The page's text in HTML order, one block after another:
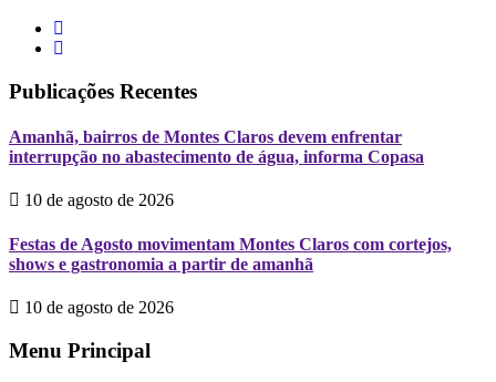
Publicações Recentes
Amanhã, bairros de Montes Claros devem enfrentar
interrupção no abastecimento de água, informa Copasa
10 de agosto de 2026
Festas de Agosto movimentam Montes Claros com cortejos,
shows e gastronomia a partir de amanhã
10 de agosto de 2026
Menu Principal